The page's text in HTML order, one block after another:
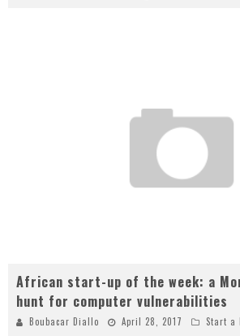
African start-up of the week: a
hunt for computer vulnerabilities
Boubacar Diallo April 28, 2017 Start a